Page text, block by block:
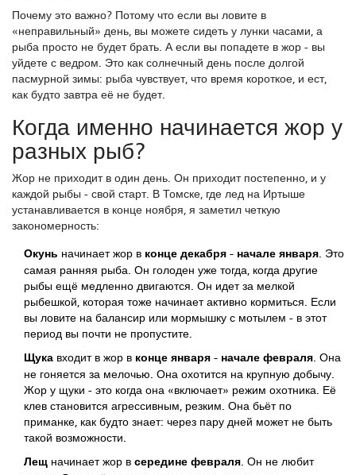
Почему это важно? Потому что если вы ловите в
«неправильный» день, вы можете сидеть у лунки часами, а
рыба просто не будет брать. А если вы попадете в жор - вы
уйдете с ведром. Это как солнечный день после долгой
пасмурной зимы: рыба чувствует, что время короткое, и ест,
как будто завтра её не будет.
Когда именно начинается жор у
разных рыб?
Жор не приходит в один день. Он приходит постепенно, и у
каждой рыбы - свой старт. В Томске, где лед на Иртыше
устанавливается в конце ноября, я заметил четкую
закономерность:
Окунь начинает жор в конце декабря - начале января. Это
самая ранняя рыба. Он голоден уже тогда, когда другие
рыбы ещё медленно двигаются. Он идет за мелкой
рыбешкой, которая тоже начинает активно кормиться. Если
вы ловите на балансир или мормышку с мотылем - в этот
период вы почти не пропустите.
Щука входит в жор в конце января - начале февраля. Она
не гоняется за мелочью. Она охотится на крупную добычу.
Жор у щуки - это когда она «включает» режим охотника. Её
клев становится агрессивным, резким. Она бьёт по
приманке, как будто знает: через пару дней может не быть
такой возможности.
Лещ начинает жор в середине февраля. Он не любит